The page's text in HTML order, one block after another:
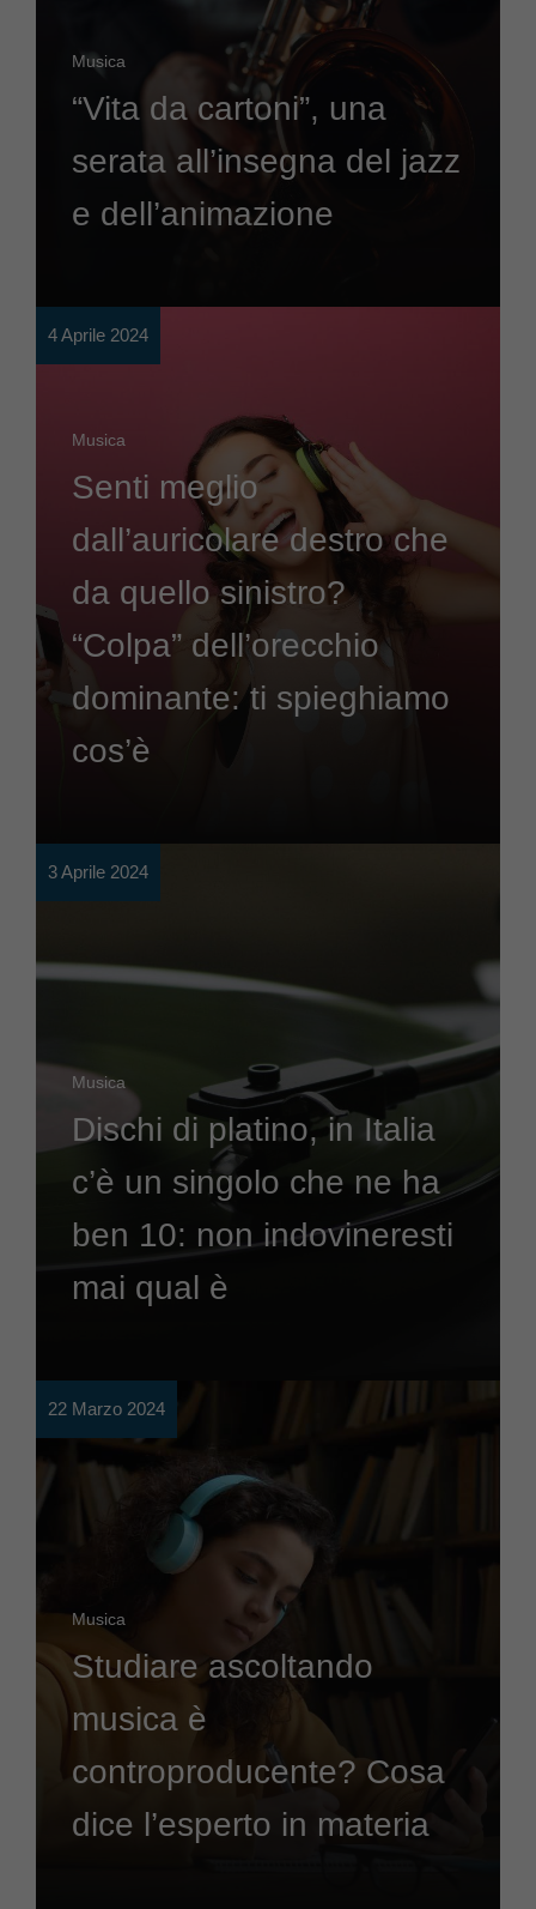
Musica
“Vita da cartoni”, una
serata all’insegna del jazz
e dell’animazione
4 Aprile 2024
Musica
Senti meglio
dall’auricolare destro che
da quello sinistro?
“Colpa” dell’orecchio
dominante: ti spieghiamo
cos’è
3 Aprile 2024
Musica
Dischi di platino, in Italia
c’è un singolo che ne ha
ben 10: non indovineresti
mai qual è
22 Marzo 2024
Musica
Studiare ascoltando
musica è
controproducente? Cosa
dice l’esperto in materia